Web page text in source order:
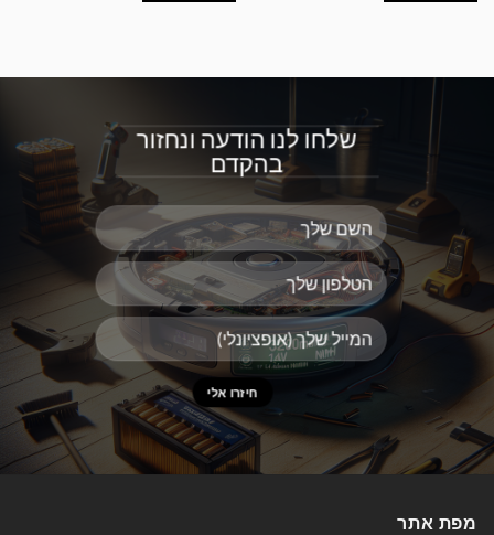
שלחו לנו הודעה ונחזור
בהקדם
מפת אתר